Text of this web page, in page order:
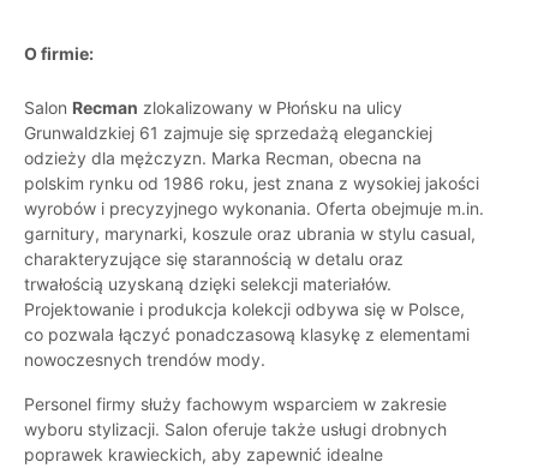
O firmie:
Salon Recman zlokalizowany w Płońsku na ulicy
Grunwaldzkiej 61 zajmuje się sprzedażą eleganckiej
odzieży dla mężczyzn. Marka Recman, obecna na
polskim rynku od 1986 roku, jest znana z wysokiej jakości
wyrobów i precyzyjnego wykonania. Oferta obejmuje m.in.
garnitury, marynarki, koszule oraz ubrania w stylu casual,
charakteryzujące się starannością w detalu oraz
trwałością uzyskaną dzięki selekcji materiałów.
Projektowanie i produkcja kolekcji odbywa się w Polsce,
co pozwala łączyć ponadczasową klasykę z elementami
nowoczesnych trendów mody.
Personel firmy służy fachowym wsparciem w zakresie
wyboru stylizacji. Salon oferuje także usługi drobnych
poprawek krawieckich, aby zapewnić idealne